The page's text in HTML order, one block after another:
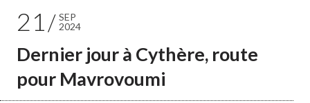
21
SEP
2024
Dernier jour à Cythère, route
pour Mavrovoumi